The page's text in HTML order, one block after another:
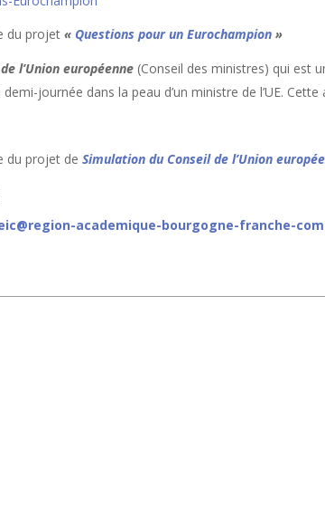
du projet« Questions pour un Eurochampion »
l’Union européenne (Conseil des ministres) qui est
journée dans la peau d’un ministre de l’UE.
du projet deSimulation du Conseil de l’Union
academique-bourgogne-franche-